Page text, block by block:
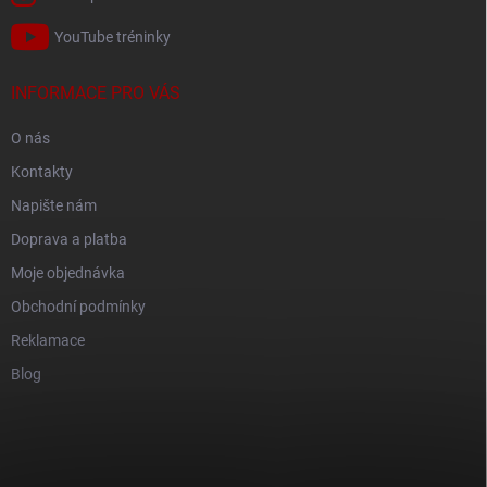
YouTube tréninky
INFORMACE PRO VÁS
O nás
Kontakty
Napište nám
Doprava a platba
Moje objednávka
Obchodní podmínky
Reklamace
Blog